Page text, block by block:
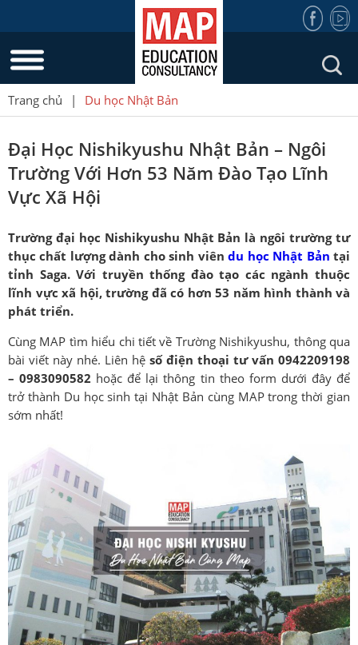
Trang chủ | Du học Nhật Bản
Đại Học Nishikyushu Nhật Bản – Ngôi
Trường Với Hơn 53 Năm Đào Tạo Lĩnh
Vực Xã Hội
Trường đại học Nishikyushu Nhật Bản là ngôi trường tư
thục chất lượng dành cho sinh viêndu học Nhật Bản tại
tỉnh Saga. Với truyền thống đào tạo các ngành thuộc
lĩnh vực xã hội, trường đã có hơn 53 năm hình thành và
phát triển.
Cùng MAP tìm hiểu chi tiết về Trường Nishikyushu, thông qua
bài viết này nhé. Liên hệ số điện thoại tư vấn 0942209198
– 0983090582 hoặc để lại thông tin theo form dưới đây để
trở thành Du học sinh tại Nhật Bản cùng MAP trong thời gian
sớm nhất!